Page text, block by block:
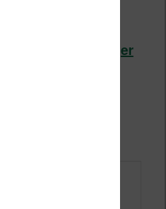
3 chez Boulanger
4